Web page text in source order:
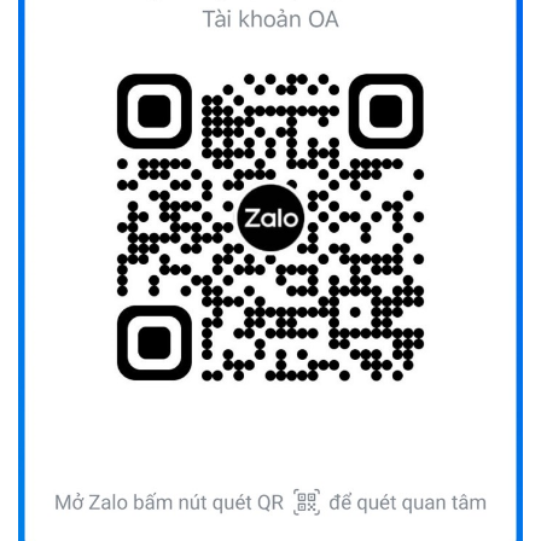
UBND TỈNH ĐẮK LẮK KHUYẾN CÁO NGƯỜI DÂN TĂNG
CƯỜNG PHÒNG, CHỐNG BỆNH TẢ
(09/10/2025)
Bộ Quốc phòng công bố thủ tục hành chính đủ điều kiện
tái cấu trúc thực hiện toàn trình, một phần trên môi trường
(09/10/2025)
Bộ Chính trị, Ban Bí thư kết luận về phân cấp, phân quyền
trong vận hành chính quyền địa phương 2 cấp
sự (sửa đổi) và Luật Tổ chức cơ quan điều tra (sửa đổi)